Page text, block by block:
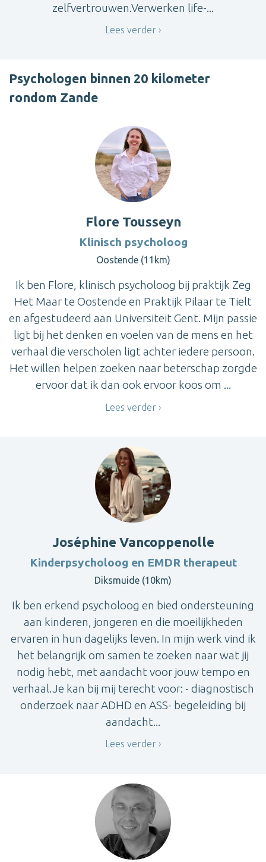
zelfvertrouwen.Verwerken life-...
Lees verder
Psychologen binnen 20 kilometer
rondom Zande
Flore Tousseyn
Klinisch psycholoog
Oostende (11km)
Ik ben Flore, klinisch psycholoog bij praktijk Zeg
Het Maar te Oostende en Praktijk Pilaar te Tielt
en afgestudeerd aan Universiteit Gent. Mijn passie
ligt bij het denken en voelen van de mens en het
verhaal die verscholen ligt achter iedere persoon.
Het willen helpen zoeken naar beterschap zorgde
ervoor dat ik dan ook ervoor koos om ...
Lees verder
Joséphine Vancoppenolle
Kinderpsycholoog en EMDR therapeut
Diksmuide (10km)
Ik ben erkend psycholoog en bied ondersteuning
aan kinderen, jongeren en die moeilijkheden
ervaren in hun dagelijks leven. In mijn werk vind ik
het belangrijk om samen te zoeken naar wat jij
nodig hebt, met aandacht voor jouw tempo en
verhaal.Je kan bij mij terecht voor: - diagnostisch
onderzoek naar ADHD en ASS- begeleiding bij
aandacht...
Lees verder